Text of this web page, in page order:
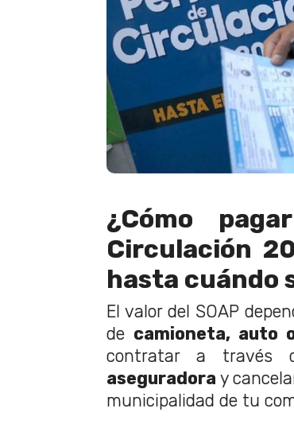
¿Cómo
Circulación
hasta cuándo
El valor del SOAP
de camioneta, auto
contratar a través
aseguradora y
municipalidad de tu